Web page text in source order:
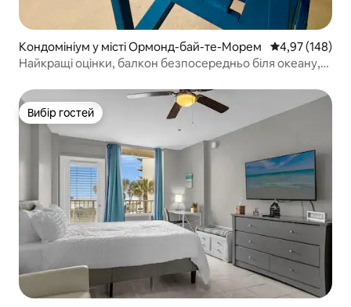
Кондомініум у місті Ормонд-бай-те-Морем Середня
4,97 (148)
Найкращі оцінки, балкон безпосередньо біля океану,
Вибір гостей
Вибір гостей